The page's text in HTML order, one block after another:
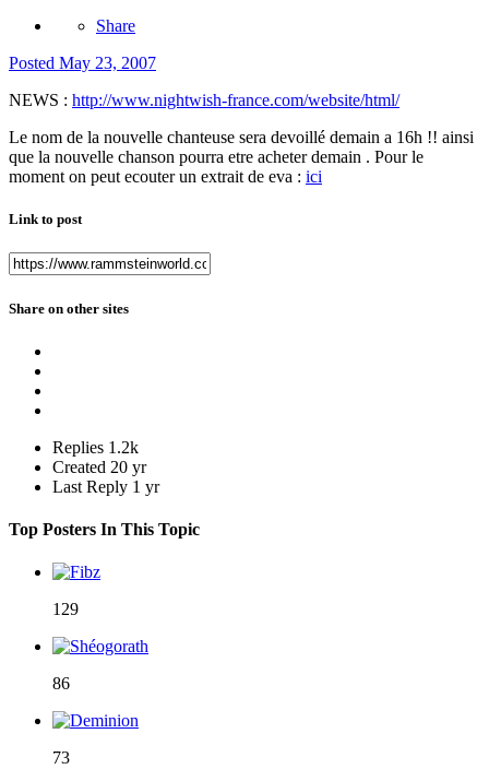
Share
Posted May 23, 2007
NEWS : http://www.nightwish-france.com/website/html/
Le nom de la nouvelle chanteuse sera devoillé demain a 16h !! ainsi
que la nouvelle chanson pourra etre acheter demain . Pour le
moment on peut ecouter un extrait de eva : ici
Link to post
Share on other sites
Replies 1.2k
Created 20 yr
Last Reply 1 yr
Top Posters In This Topic
129
86
73